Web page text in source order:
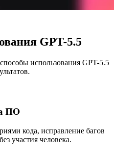
GPT-5.5
использования GPT-5.5
ПО
кода, исправление багов
участия человека.